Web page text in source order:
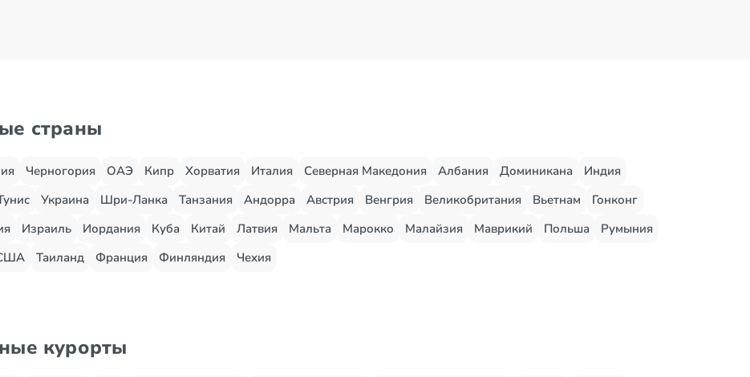
страны
Черногория ОАЭ Кипр Хорватия Италия Северная Македония Албания Доминикана
Индия
Украина Шри-Ланка Танзания Андорра Австрия Венгрия Великобритания Вьетнам
Гонконг
Израиль Иордания Куба Китай Латвия Мальта Марокко Малайзия Маврикий Польша
Румыния
Таиланд Франция Финляндия Чехия
курорты